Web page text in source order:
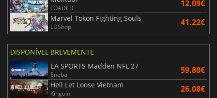
LOADED 12.09€
Marvel Tokon Fighting Souls
LDShop 41.22€
DISPONÍVEL BREVEMENTE
EA SPORTS Madden NFL 27
Eneba 59.80€
Hell Let Loose Vietnam
Kinguin 26.08€